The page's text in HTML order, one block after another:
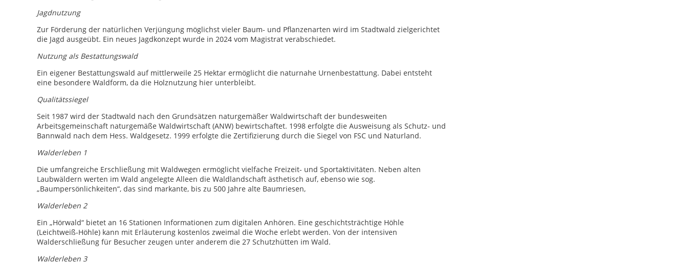
Jagdnutzung
Zur Förderung der natürlichen Verjüngung möglichst vieler Baum- und Pflanzenarten wird im Stadtwald zielgerichtet
die Jagd ausgeübt. Ein neues Jagdkonzept wurde in 2024 vom Magistrat verabschiedet.
Nutzung als Bestattungswald
Ein eigener Bestattungswald auf mittlerweile 25 Hektar ermöglicht die naturnahe Urnenbestattung. Dabei entsteht
eine besondere Waldform, da die Holznutzung hier unterbleibt.
Qualitätssiegel
Seit 1987 wird der Stadtwald nach den Grundsätzen naturgemäßer Waldwirtschaft der bundesweiten
Arbeitsgemeinschaft naturgemäße Waldwirtschaft (ANW) bewirtschaftet. 1998 erfolgte die Ausweisung als Schutz- und
Bannwald nach dem Hess. Waldgesetz. 1999 erfolgte die Zertifizierung durch die Siegel von FSC und Naturland.
Walderleben 1
Die umfangreiche Erschließung mit Waldwegen ermöglicht vielfache Freizeit- und Sportaktivitäten. Neben alten
Laubwäldern werten im Wald angelegte Alleen die Waldlandschaft ästhetisch auf, ebenso wie sog.
„Baumpersönlichkeiten“, das sind markante, bis zu 500 Jahre alte Baumriesen,
Walderleben 2
Ein „Hörwald“ bietet an 16 Stationen Informationen zum digitalen Anhören. Eine geschichtsträchtige Höhle
(Leichtweiß-Höhle) kann mit Erläuterung kostenlos zweimal die Woche erlebt werden. Von der intensiven
Walderschließung für Besucher zeugen unter anderem die 27 Schutzhütten im Wald.
Walderleben 3